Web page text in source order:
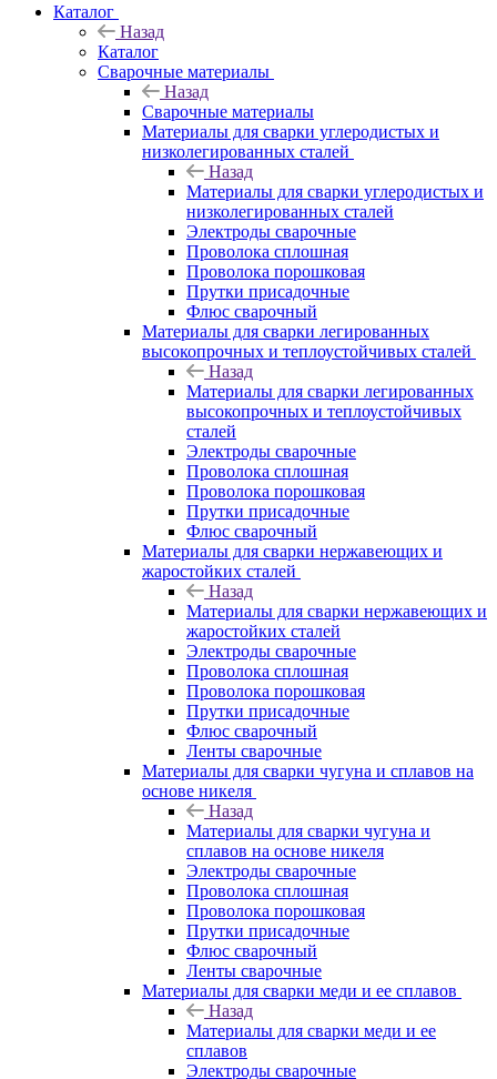
Каталог
Назад
Каталог
Сварочные материалы
Назад
Сварочные материалы
Материалы для сварки углеродистых и
низколегированных сталей
Назад
Материалы для сварки углеродистых и
низколегированных сталей
Электроды сварочные
Проволока сплошная
Проволока порошковая
Прутки присадочные
Флюс сварочный
Материалы для сварки легированных
высокопрочных и теплоустойчивых сталей
Назад
Материалы для сварки легированных
высокопрочных и теплоустойчивых
сталей
Электроды сварочные
Проволока сплошная
Проволока порошковая
Прутки присадочные
Флюс сварочный
Материалы для сварки нержавеющих и
жаростойких сталей
Назад
Материалы для сварки нержавеющих и
жаростойких сталей
Электроды сварочные
Проволока сплошная
Проволока порошковая
Прутки присадочные
Флюс сварочный
Ленты сварочные
Материалы для сварки чугуна и сплавов на
основе никеля
Назад
Материалы для сварки чугуна и
сплавов на основе никеля
Электроды сварочные
Проволока сплошная
Проволока порошковая
Прутки присадочные
Флюс сварочный
Ленты сварочные
Материалы для сварки меди и ее сплавов
Назад
Материалы для сварки меди и ее
сплавов
Электроды сварочные